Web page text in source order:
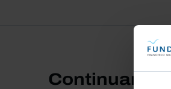
Continuar a